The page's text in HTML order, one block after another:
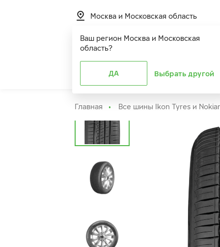
Ваш регион Москва и Московская
область?
ДА Выбрать другой
Москва и Московская область
Расширенная
Главная Все шины Ikon Tyres и